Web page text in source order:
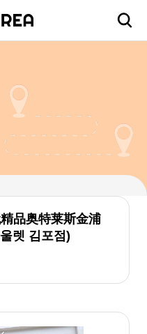
品奥特莱斯金浦
렛 김포점)